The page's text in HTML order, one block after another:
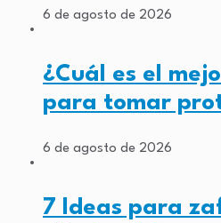
6 de agosto de 2026
¿Cuál es el
para tomar
6 de agosto de 2026
7 Ideas para